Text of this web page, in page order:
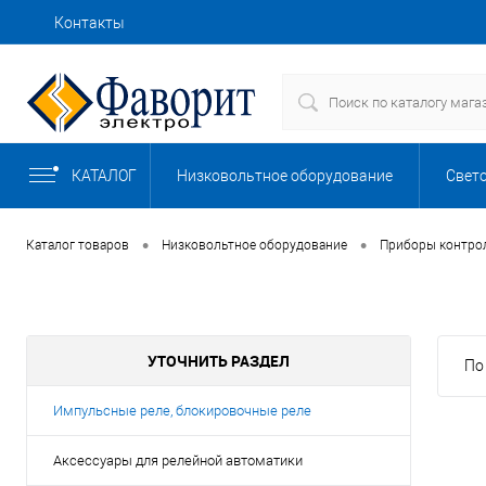
Контакты
Доставка
КАТАЛОГ Низковольтное оборудование
Безопасность Автоматизация, КИП
Комплектные устройства
Насосы, баки и емкости Обогрев и
Каталог товаров • Низковольтное оборудование • Приборы
УТОЧНИТЬ РАЗДЕЛ
Импульсные реле, блокировочные реле
Аксессуары для релейной автоматики